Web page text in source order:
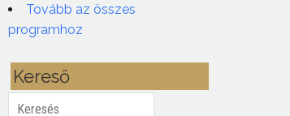
Tovább az összes
programhoz
Kereső
Keresés